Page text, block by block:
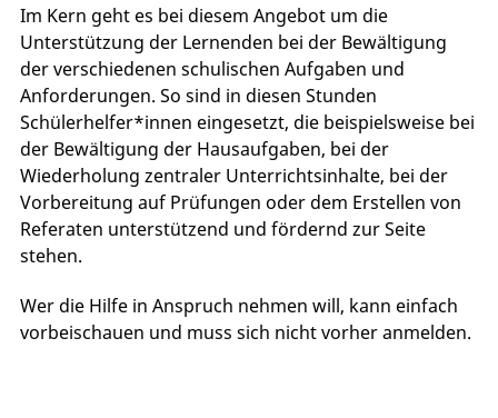
Im Kern geht es bei diesem Angebot um die
Unterstützung der Lernenden bei der Bewältigung
der verschiedenen schulischen Aufgaben und
Anforderungen. So sind in diesen Stunden
Schülerhelfer*innen eingesetzt, die beispielsweise bei
der Bewältigung der Hausaufgaben, bei der
Wiederholung zentraler Unterrichtsinhalte, bei der
Vorbereitung auf Prüfungen oder dem Erstellen von
Referaten unterstützend und fördernd zur Seite
stehen.
Wer die Hilfe in Anspruch nehmen will, kann einfach
vorbeischauen und muss sich nicht vorher anmelden.